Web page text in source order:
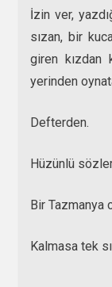
İzin ver,
sızan, bir
giren kızdan
yerinden
Defterden.
Hüzünlü
Bir Tazmanya
Kalmasa tek